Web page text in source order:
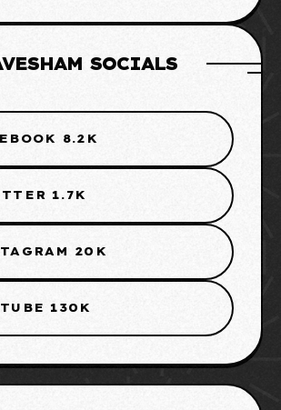
SOCIALS
FACEBOOK 8.2K
TWITTER 1.7K
INSTAGRAM 20K
YOUTUBE 130K